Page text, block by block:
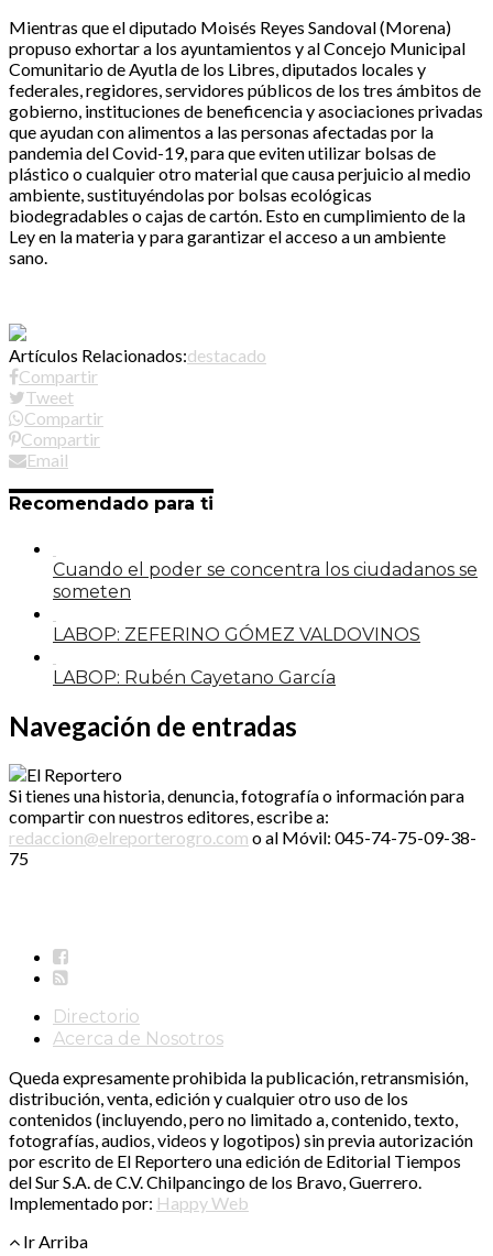
Mientras que el diputado Moisés Reyes Sandoval (Morena)
propuso exhortar a los ayuntamientos y al Concejo Municipal
Comunitario de Ayutla de los Libres, diputados locales y
federales, regidores, servidores públicos de los tres ámbitos de
gobierno, instituciones de beneficencia y asociaciones privadas
que ayudan con alimentos a las personas afectadas por la
pandemia del Covid-19, para que eviten utilizar bolsas de
plástico o cualquier otro material que causa perjuicio al medio
ambiente, sustituyéndolas por bolsas ecológicas
biodegradables o cajas de cartón. Esto en cumplimiento de la
Ley en la materia y para garantizar el acceso a un ambiente
sano.
Artículos Relacionados:destacado
Compartir
Tweet
Compartir
Compartir
Email
Recomendado para ti
Cuando el poder se concentra los ciudadanos se
someten
LABOP: ZEFERINO GÓMEZ VALDOVINOS
LABOP: Rubén Cayetano García
Navegación de entradas
Si tienes una historia, denuncia, fotografía o información para
compartir con nuestros editores, escribe a:
redaccion@elreporterogro.com o al Móvil: 045-74-75-09-38-
75
Directorio
Acerca de Nosotros
Queda expresamente prohibida la publicación, retransmisión,
distribución, venta, edición y cualquier otro uso de los
contenidos (incluyendo, pero no limitado a, contenido, texto,
fotografías, audios, videos y logotipos) sin previa autorización
por escrito de El Reportero una edición de Editorial Tiempos
del Sur S.A. de C.V. Chilpancingo de los Bravo, Guerrero.
Implementado por: Happy Web
Ir Arriba